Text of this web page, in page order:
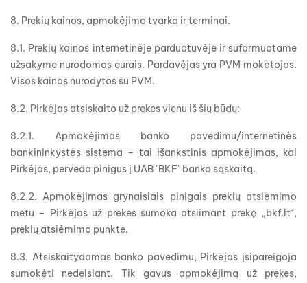
8. Prekių kainos, apmokėjimo tvarka ir terminai.
8.1. Prekių kainos internetinėje parduotuvėje ir suformuotame
užsakyme nurodomos eurais. Pardavėjas yra PVM mokėtojas.
Visos kainos nurodytos su PVM.
8.2. Pirkėjas atsiskaito už prekes vienu iš šių būdų:
8.2.1. Apmokėjimas banko pavedimu/internetinės
bankininkystės sistema – tai išankstinis apmokėjimas, kai
Pirkėjas, perveda pinigus į UAB "BKF" banko sąskaitą.
8.2.2. Apmokėjimas grynaisiais pinigais prekių atsiėmimo
metu – Pirkėjas už prekes sumoka atsiimant prekę „bkf.lt“,
prekių atsiėmimo punkte.
8.3. Atsiskaitydamas banko pavedimu, Pirkėjas įsipareigoja
sumokėti nedelsiant. Tik gavus apmokėjimą už prekes,